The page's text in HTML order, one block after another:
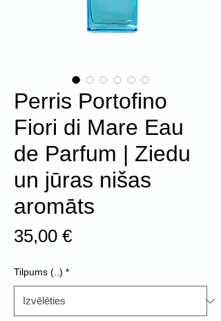
Perris Portofino
Fiori di Mare Eau
de Parfum | Ziedu
un jūras nišas
aromāts
35,00 €Cena
Tilpums (..) *